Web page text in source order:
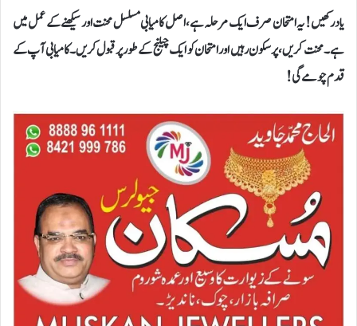
یاد رکھیں! یہ امتحان صرف ایک مرحلہ ہے، اصل کامیابی مسلسل محنت اور سیکھنے کے عمل میں
ہے۔ محنت کریں، پرسکون رہیں اور امتحان کو ایک چیلنج کے طور پر قبول کریں۔ کامیابی آپ کے
قدم چومے گی!